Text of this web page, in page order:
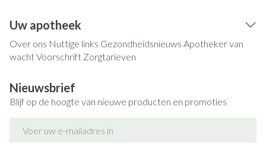
Uw apotheek
Over ons Nuttige links Gezondheidsnieuws Apotheker van
wachtVoorschrift Zorgtarieven
Nieuwsbrief
Blijf op de hoogte van nieuwe producten en promoties